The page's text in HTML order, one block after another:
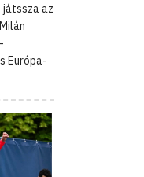
az
Európa-